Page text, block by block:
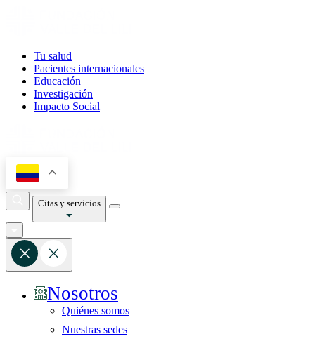
Tu salud
Pacientes internacionales
Educación
Investigación
Impacto Social
Citas y servicios
Nosotros
Quiénes somos
Nuestras sedes